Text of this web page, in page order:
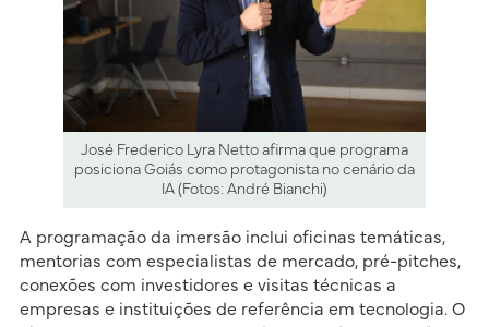
José Frederico Lyra Netto afirma que programa
posiciona Goiás como protagonista no cenário da
IA (Fotos: André Bianchi)
A programação da imersão inclui oficinas temáticas,
mentorias com especialistas de mercado, pré-pitches,
conexões com investidores e visitas técnicas a
empresas e instituições de referência em tecnologia. O